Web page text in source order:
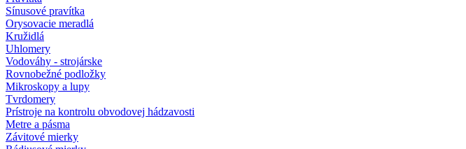
Sínusové pravítka
Orysovacie meradlá
Kružidlá
Uhlomery
Vodováhy - strojárske
Rovnobežné podložky
Mikroskopy a lupy
Tvrdomery
Prístroje na kontrolu obvodovej hádzavosti
Metre a pásma
Závitové mierky